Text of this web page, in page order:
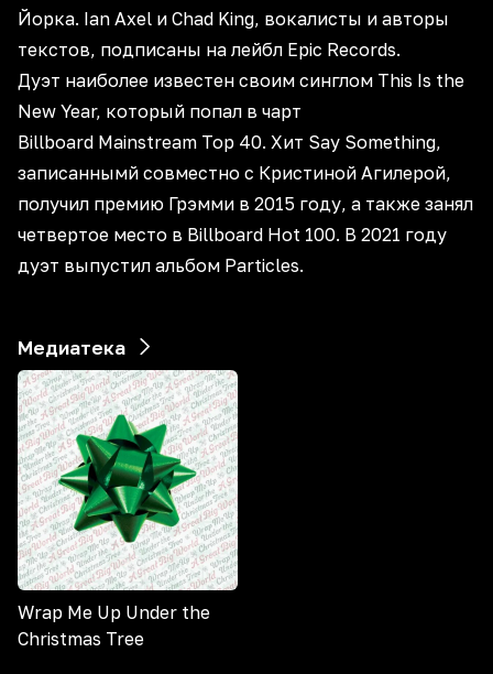
Йорка. Ian Axel и Chad King, вокалисты и авторы
текстов, подписаны на лейбл Epic Records.
Дуэт наиболее известен своим синглом This Is the
New Year, который попал в чарт
Billboard Mainstream Top 40. Хит Say Something,
записаннымй совместно с Кристиной Агилерой,
получил премию Грэмми в 2015 году, а также занял
четвертое место в Billboard Hot 100. В 2021 году
дуэт выпустил альбом Particles.
Медиатека
Wrap Me Up Under the
Christmas Tree